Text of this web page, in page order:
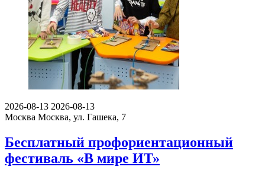
2026-08-13 2026-08-13
Москва Москва, ул. Гашека, 7
Бесплатный профориентационный
фестиваль «В мире ИТ»